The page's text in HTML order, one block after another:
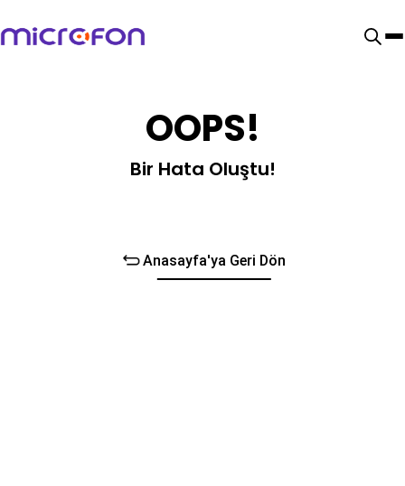
OOPS!
Bir Hata Oluştu!
Anasayfa'ya Geri Dön